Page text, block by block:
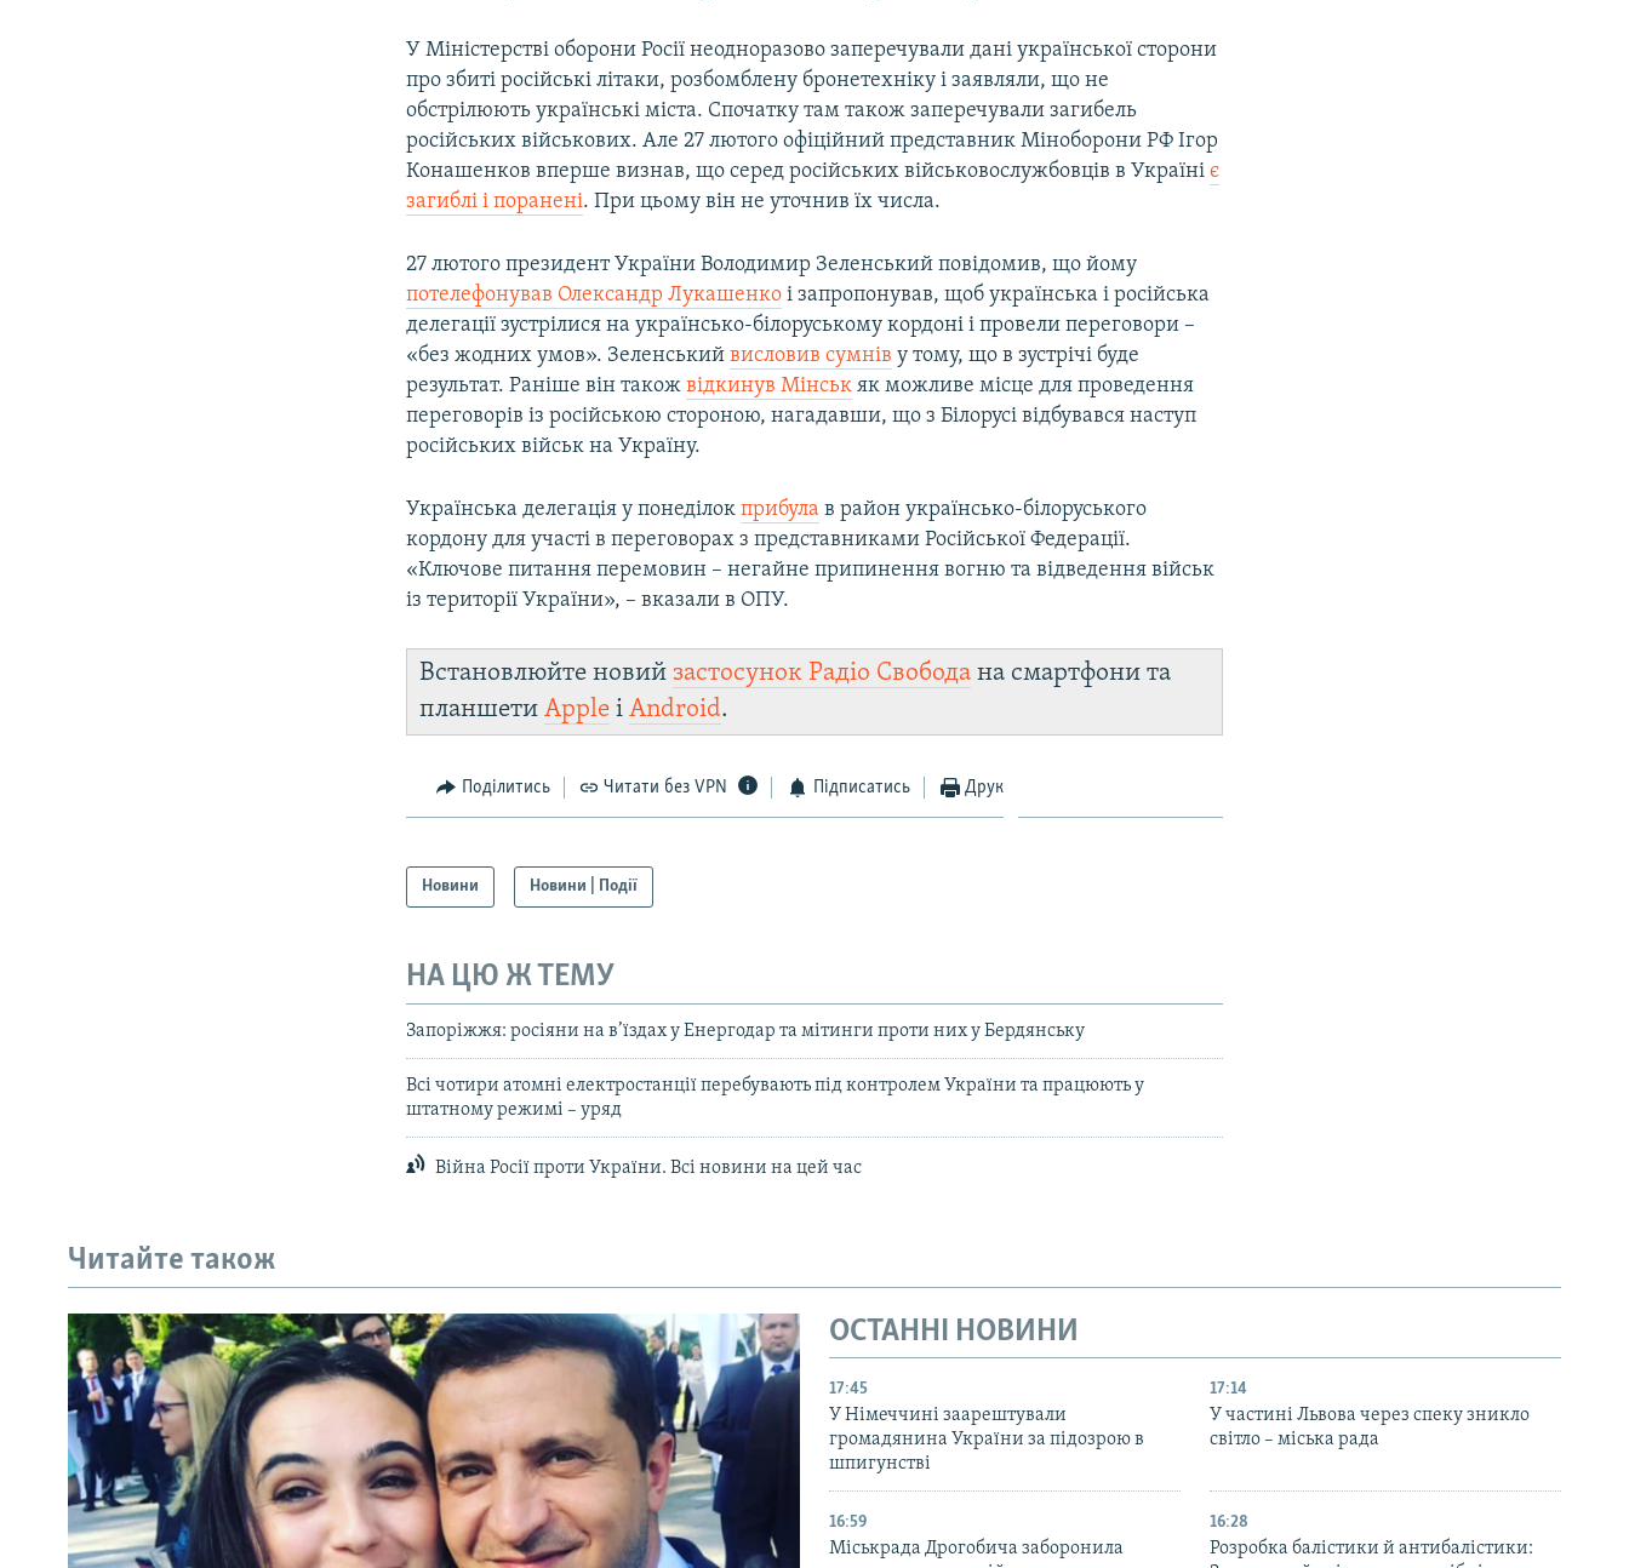
У Міністерстві оборони Росії неодноразово заперечували дані української сторони
про збиті російські літаки, розбомблену бронетехніку і заявляли, що не
обстрілюють українські міста. Спочатку там також заперечували загибель
російських військових. Але 27 лютого офіційний представник Міноборони РФ Ігор
Конашенков вперше визнав, що серед російських військовослужбовців в Україніє
загиблі і поранені. При цьому він не уточнив їх числа.
27 лютого президент України Володимир Зеленський повідомив, що йому
потелефонував Олександр Лукашенко і запропонував, щоб українська і російська
делегації зустрілися на українсько-білоруському кордоні і провели переговори –
«без жодних умов». Зеленськийвисловив сумнів у тому, що в зустрічі буде
результат. Раніше він такожвідкинув Мінськ як можливе місце для проведення
переговорів із російською стороною, нагадавши, що з Білорусі відбувався наступ
російських військ на Україну.
Українська делегація у понеділокприбула в район українсько-білоруського
кордону для участі в переговорах з представниками Російської Федерації.
«Ключове питання перемовин – негайне припинення вогню та відведення військ
із території України», – вказали в ОПУ.
Встановлюйте новийзастосунок Радіо Свобода на смартфони та
планшетиApple іAndroid.
Поділитись Читати без VPN Підписатись Друк
Новини Новини | Події
НА ЦЮ Ж ТЕМУ
Запоріжжя: росіяни на в’їздах у Енергодар та мітинги проти них у Бердянську
Всі чотири атомні електростанції перебувають під контролем України та працюють у
штатному режимі – уряд
Війна Росії проти України. Всі новини на цей час
Читайте також
ОСТАННІ НОВИНИ
17:45
У Німеччині заарештували
громадянина України за підозрою в
шпигунстві
17:14
У частині Львова через спеку зникло
світло – міська рада
16:59
Міськрада Дрогобича заборонила
16:28
Розробка балістики й антибалістики: